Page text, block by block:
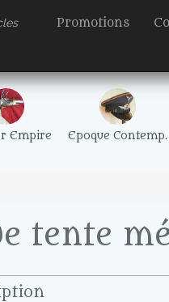
Promotions
Empire Epoque Contemp.
tente